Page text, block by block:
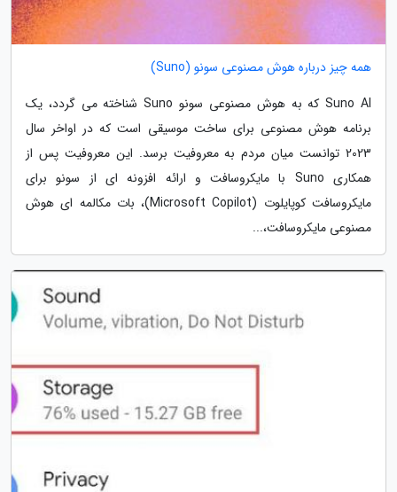
همه چیز درباره هوش مصنوعی سونو (Suno)
Suno AI که به هوش مصنوعی سونو Suno شناخته می گردد، یک
برنامه هوش مصنوعی برای ساخت موسیقی است که در اواخر سال
2023 توانست میان مردم به معروفیت برسد. این معروفیت پس از
همکاری Suno با مایکروسافت و ارائه افزونه ای از سونو برای
مایکروسافت کوپایلوت (Microsoft Copilot)، بات مکالمه ای هوش
مصنوعی مایکروسافت،...